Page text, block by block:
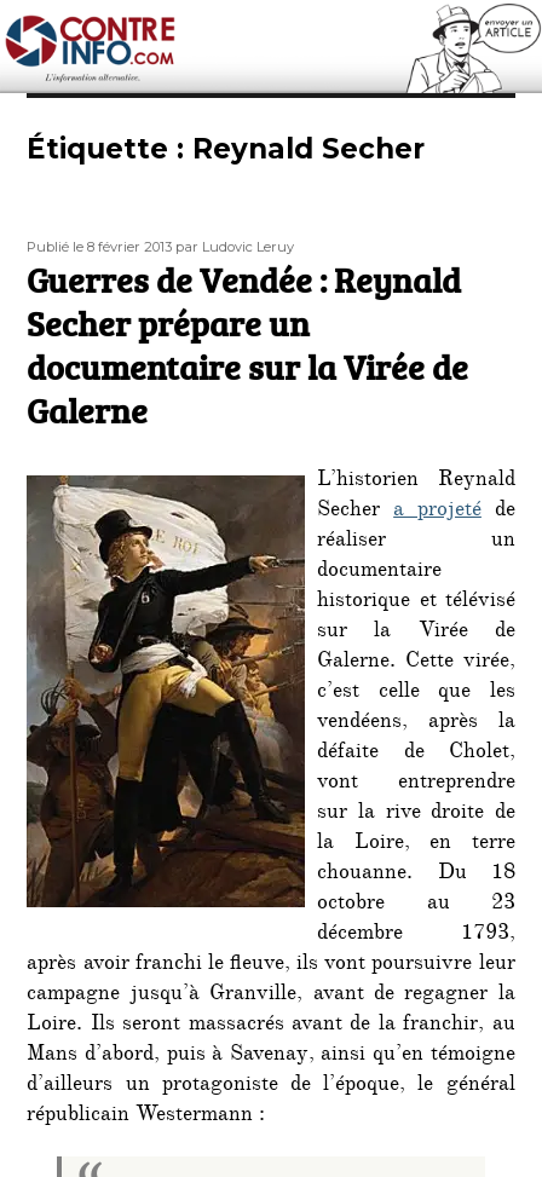
Contre-Info
Étiquette : Reynald Secher
Publié
le
Publié le 8 février 2013 Auteur
par Ludovic Leruy
Guerres de Vendée : Reynald
Secher prépare un
documentaire sur la Virée de
Galerne
L’historien Reynald
Sechera projetéde
réaliser un
documentaire
historique et télévisé
sur la Virée de
Galerne. Cette virée,
c’est celle que les
vendéens, après la
défaite de Cholet,
vont entreprendre
sur la rive droite de
la Loire, en terre
chouanne. Du 18
octobre au 23
décembre 1793,
après avoir franchi le fleuve, ils vont poursuivre leur
campagne jusqu’à Granville, avant de regagner la
Loire. Ils seront massacrés avant de la franchir, au
Mans d’abord, puis à Savenay, ainsi qu’en témoigne
d’ailleurs un protagoniste de l’époque, le général
républicain Westermann :